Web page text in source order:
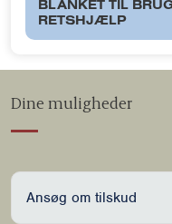
BLANKET TIL
RETSHJÆLP
Dine muligheder
Ansøg om tilskud